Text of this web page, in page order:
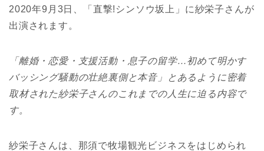
2020年9月3日、「直撃!シンソウ坂上」に紗栄子さんが
出演されます。
「離婚・恋愛・支援活動・息子の留学…初めて明かす
バッシング騒動の壮絶裏側と本音」とあるように密着
取材された紗栄子さんのこれまでの人生に迫る内容で
す。
紗栄子さんは、那須で牧場観光ビジネスをはじめられ